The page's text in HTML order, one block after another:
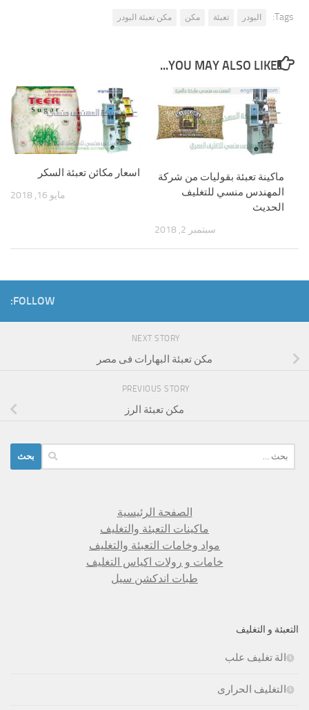
Tags: البودر تعبئة مكن مكن تعبئة البودر
YOU MAY ALSO LIKE...
اسعار مكائن تعبئة السكر
مايو 16, 2018
ماكينة تعبئة بقوليات من شركة
المهندس منسي للتغليف
الحديث
سبتمبر 2, 2018
FOLLOW:
NEXT STORY
مكن تعبئة البهارات فى مصر
PREVIOUS STORY
مكن تعبئة الرز
عن:
الصفحة الرئيسية
ماكينات التعبئة والتغليف
مواد وخامات التعبئة والتغليف
خامات و رولات اكياس التغليف
طبات اندكشن سيل
التعبئة و التغليف
الة تغليف علب
التغليف الحرارى